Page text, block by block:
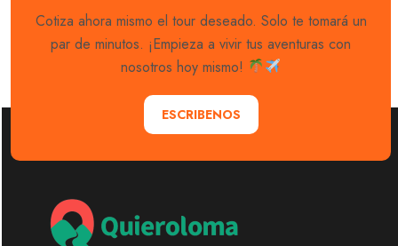
Cotiza ahora mismo el tour deseado. Solo te tomará un
par de minutos. ¡Empieza a vivir tus aventuras con
nosotros hoy mismo!
ESCRIBENOS